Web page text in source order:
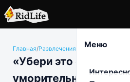
Меню
Главная/Развлечения Животные и
«Убери это от моего
уморительную